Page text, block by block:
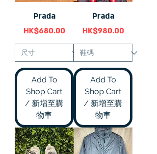
Prada
價格
HK$680.00
Add To
Shop Cart
/ 新增至購
物車
Prada
價格
HK$980.00
Add To
Shop Cart
/ 新增至購
物車